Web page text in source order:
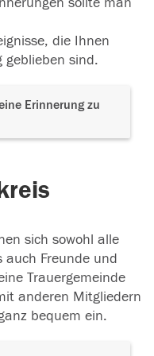
die Ihnen
geblieben sind.
Erinnerung zu
sich sowohl alle
auch Freunde und
Trauergemeinde
anderen Mitgliedern
bequem ein.